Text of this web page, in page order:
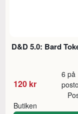
D&D 5.0: Bard
120 kr
6 på
Butiken